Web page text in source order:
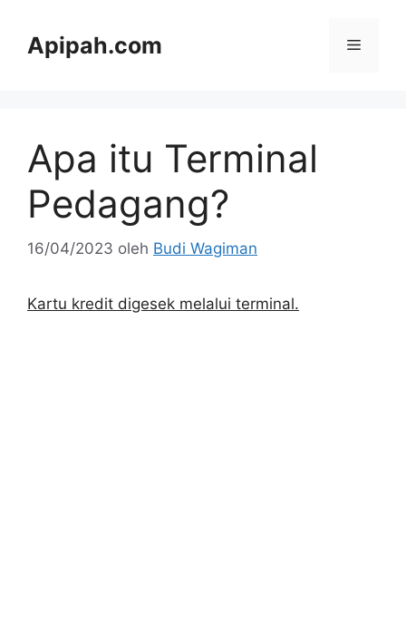
Apipah.com Menu
Apa itu Terminal
Pedagang?
16/04/2023 oleh Budi Wagiman
Kartu kredit digesek melalui terminal.